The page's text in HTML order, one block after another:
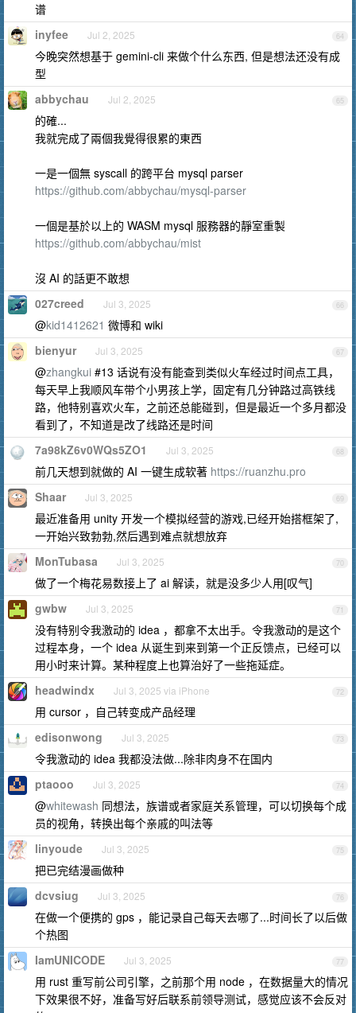
谱
64
inyfee Jul 2, 2025
今晚突然想基于 gemini-cli 来做个什么东西, 但是想法还没有成
型
65
abbychau Jul 2, 2025
的確...
我就完成了兩個我覺得很累的東西
一是一個無 syscall 的跨平台 mysql parser
https://github.com/abbychau/mysql-parser
一個是基於以上的 WASM mysql 服務器的靜室重製
https://github.com/abbychau/mist
沒 AI 的話更不敢想
66
027creed Jul 3, 2025
@kid1412621 微博和 wiki
67
bienyur Jul 3, 2025
@zhangkui #13 话说有没有能查到类似火车经过时间点工具，
每天早上我顺风车带个小男孩上学，固定有几分钟路过高铁线
路，他特别喜欢火车，之前还总能碰到，但是最近一个多月都没
看到了，不知道是改了线路还是时间
68
7a98kZ6v0WQs5ZO1 Jul 3, 2025
前几天想到就做的 AI 一键生成软著 https://ruanzhu.pro
69
Shaar Jul 3, 2025
最近准备用 unity 开发一个模拟经营的游戏,已经开始搭框架了,
一开始兴致勃勃,然后遇到难点就想放弃
70
MonTubasa Jul 3, 2025
做了一个梅花易数接上了 ai 解读，就是没多少人用[叹气]
71
gwbw Jul 3, 2025
没有特别令我激动的 idea ，都拿不太出手。令我激动的是这个
过程本身，一个 idea 从诞生到来到第一个正反馈点，已经可以
用小时来计算。某种程度上也算治好了一些拖延症。
72
headwindx Jul 3, 2025 via iPhone
用 cursor ，自己转变成产品经理
73
edisonwong Jul 3, 2025
令我激动的 idea 我都没法做...除非肉身不在国内
74
ptaooo Jul 3, 2025
@whitewash 同想法，族谱或者家庭关系管理，可以切换每个成
员的视角，转换出每个亲戚的叫法等
75
linyoude Jul 3, 2025
把已完结漫画做种
76
dcvsiug Jul 3, 2025
在做一个便携的 gps ，能记录自己每天去哪了...时间长了以后做
个热图
77
IamUNICODE Jul 3, 2025
用 rust 重写前公司引擎，之前那个用 node ，在数据量大的情况
下效果很不好，准备写好后联系前领导测试，感觉应该不会反对